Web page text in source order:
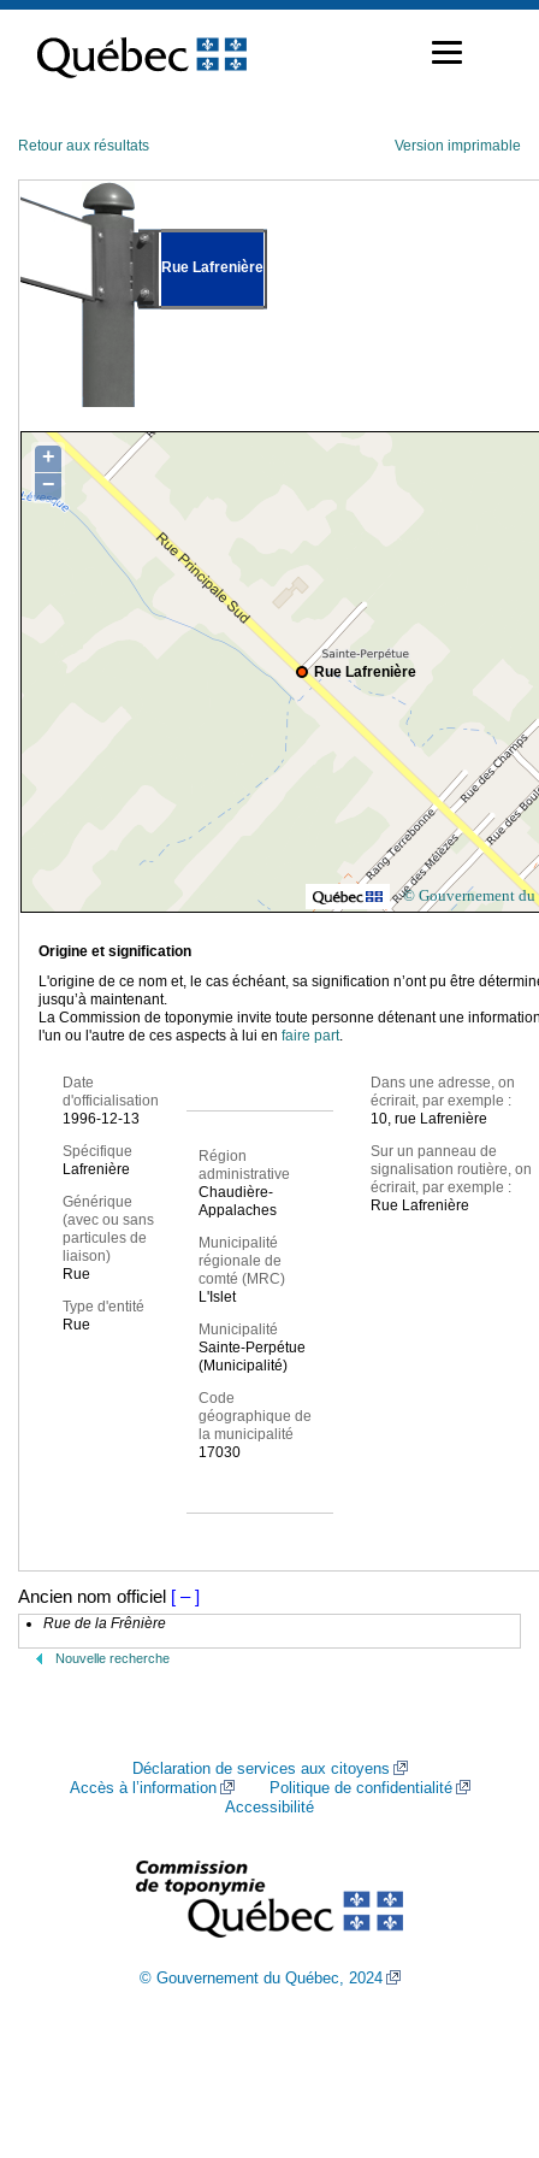
contenu
Retour aux résultats Version imprimable
Rue Lafrenière
Rue Lafrenière
+
−
© Gouvernement du
Origine et signification
L'origine de ce nom et, le cas échéant, sa signification n’ont pu être
jusqu’à maintenant.
La Commission de toponymie invite toute personne détenant une
l'un ou l'autre de ces aspects à lui en faire part.
Date
d'officialisation
1996-12-13
Spécifique
Lafrenière
Générique
(avec ou sans
particules de
liaison)
Rue
Type d'entité
Rue
Région
administrative
Chaudière-
Appalaches
Municipalité
régionale de
comté (MRC)
L'Islet
Municipalité
Sainte-Perpétue
(Municipalité)
Code
géographique de
la municipalité
17030
Dans une adresse, on
écrirait, par exemple :
10, rue Lafrenière
Sur un panneau de
signalisation routière, on
écrirait, par exemple :
Rue Lafrenière
Ancien nom officiel [ – ]
Rue de la Frênière
Nouvelle recherche
Déclaration de services aux citoyens
Accès à l’information
Politique de confidentialité
Accessibilité
© Gouvernement du Québec, 2024